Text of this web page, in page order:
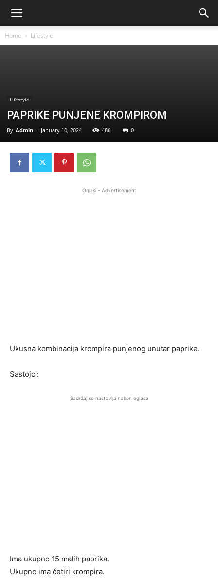
Home Lifestyle
Lifestyle
PAPRIKE PUNJENE KROMPIROM
By Admin - January 10, 2024 486 0
Oglasi - Advertisement
Ukusna kombinacija krompira punjenog unutar paprike.
Sastojci:
Sadržaj se nastavlja nakon oglasa
Ima ukupno 15 malih paprika.
Ukupno ima četiri krompira.